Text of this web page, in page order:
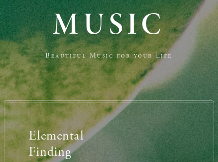
MUSIC
Beautiful Music for your Life
Elemental
Finding